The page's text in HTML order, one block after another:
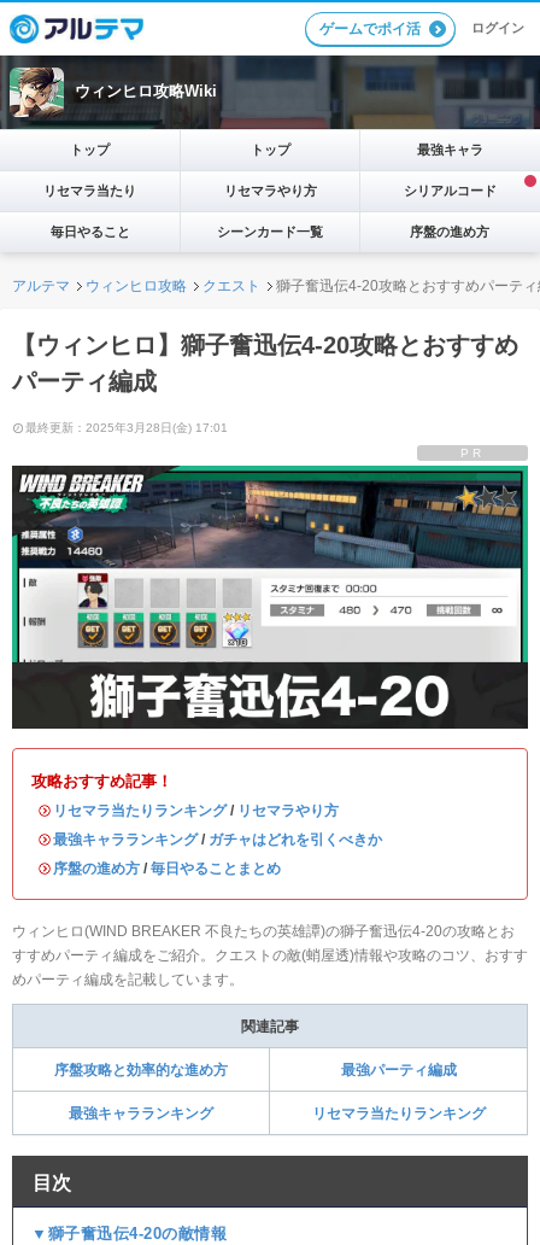
ゲームでポイ活 ログイン
ウィンヒロ攻略Wiki
トップ トップ 最強キャラ
リセマラ当たり リセマラやり方 シリアルコード
毎日やること シーンカード一覧 序盤の進め方
アルテマ ウィンヒロ攻略 クエスト 獅子奮迅伝4-20攻略とおすすめパーテ
【ウィンヒロ】獅子奮迅伝4-20攻略とおすすめ
パーティ編成
最終更新：2025年3月28日(金) 17:01
PR
攻略おすすめ記事！
・ リセマラ当たりランキング/ リセマラやり方
・最強キャラランキング/ ガチャはどれを引くべきか
・ 序盤の進め方 / 毎日やることまとめ
ウィンヒロ(WIND BREAKER 不良たちの英雄譚)の獅子奮迅伝4-20の攻略とお
すすめパーティ編成をご紹介。クエストの敵(蛸屋透)情報や攻略のコツ、おすす
めパーティ編成を記載しています。
関連記事
序盤攻略と効率的な進め方 最強パーティ編成
最強キャラランキング リセマラ当たりランキング
目次
▼獅子奮迅伝4-20の敵情報